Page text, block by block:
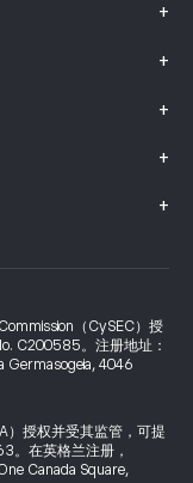
+
+
+
+
+
（CySEC）授
C200585。注册地址：
Germasogeia, 4046
）授权并受其监管，可提
。在英格兰注册，
Canada Square,